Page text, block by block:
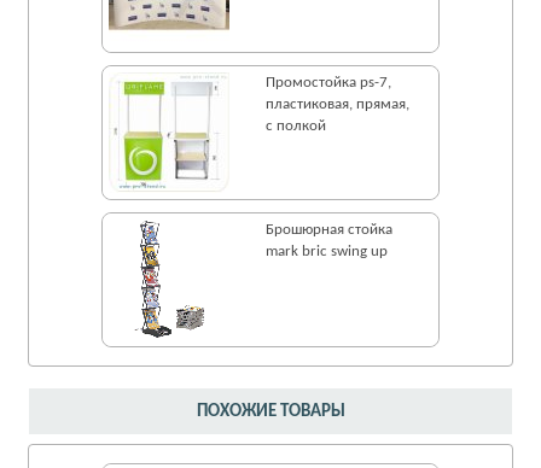
ПОХОЖИЕ ТОВАРЫ
Промостойка ps-7,
пластиковая, прямая,
с полкой
Брошюрная стойка
mark bric swing up